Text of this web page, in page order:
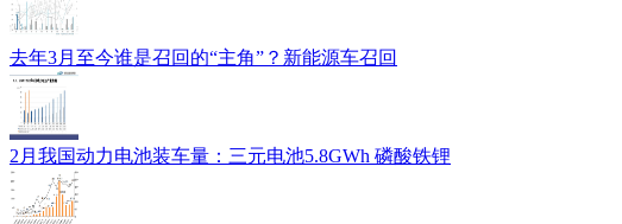
去年3月至今谁是召回的“主角”？新能源车召回
2月我国动力电池装车量：三元电池5.8GWh 磷酸铁锂